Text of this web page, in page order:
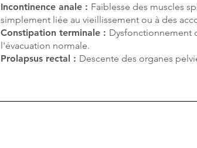
Incontinence anale : Faiblesse des muscles
simplement liée au vieillissement ou à des
Constipation terminale : Dysfonctionnement
l'évacuation normale.
Prolapsus rectal : Descente des organes